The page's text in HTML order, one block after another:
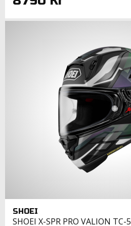
SHOEI
SHOEI X-SPR PRO VALION TC-5